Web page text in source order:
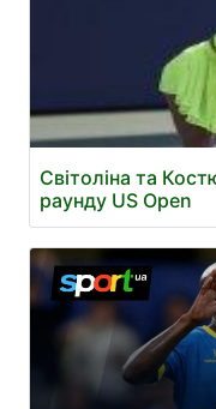
Світоліна та
раунду US Open